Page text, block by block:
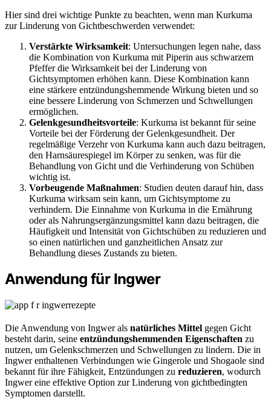
Hier sind drei wichtige Punkte zu beachten, wenn man Kurkuma
zur Linderung von Gichtbeschwerden verwendet:
Verstärkte Wirksamkeit: Untersuchungen legen nahe, dass
die Kombination von Kurkuma mit Piperin aus schwarzem
Pfeffer die Wirksamkeit bei der Linderung von
Gichtsymptomen erhöhen kann. Diese Kombination kann
eine stärkere entzündungshemmende Wirkung bieten und so
eine bessere Linderung von Schmerzen und Schwellungen
ermöglichen.
Gelenkgesundheitsvorteile: Kurkuma ist bekannt für seine
Vorteile bei der Förderung der Gelenkgesundheit. Der
regelmäßige Verzehr von Kurkuma kann auch dazu beitragen,
den Harnsäurespiegel im Körper zu senken, was für die
Behandlung von Gicht und die Verhinderung von Schüben
wichtig ist.
Vorbeugende Maßnahmen: Studien deuten darauf hin, dass
Kurkuma wirksam sein kann, um Gichtsymptome zu
verhindern. Die Einnahme von Kurkuma in die Ernährung
oder als Nahrungsergänzungsmittel kann dazu beitragen, die
Häufigkeit und Intensität von Gichtschüben zu reduzieren und
so einen natürlichen und ganzheitlichen Ansatz zur
Behandlung dieses Zustands zu bieten.
Anwendung für Ingwer
Die Anwendung von Ingwer als natürliches Mittel gegen Gicht
besteht darin, seine entzündungshemmenden Eigenschaften zu
nutzen, um Gelenkschmerzen und Schwellungen zu lindern. Die in
Ingwer enthaltenen Verbindungen wie Gingerole und Shogaole sind
bekannt für ihre Fähigkeit, Entzündungen zu reduzieren, wodurch
Ingwer eine effektive Option zur Linderung von gichtbedingten
Symptomen darstellt.